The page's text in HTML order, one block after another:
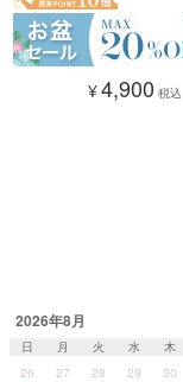
¥4,900 税込
2026年8月
日 月 火 水 木
26
27 28 29 30